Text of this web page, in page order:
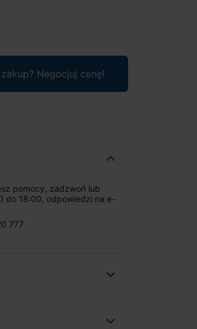
Negocjuj cenę!
pomocy, zadzwoń lub
do 18:00, odpowiedzi na e-
777